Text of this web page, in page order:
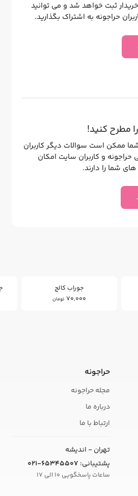
ثبت خواهد شد و می توانید
حراجونه به اشتراک بگذارید.
مطرح کنید!
ممکن است سوالات دیگر کاربران
حراجونه و کاربران سایت امکان
شما را دارند.
جوراب کالج
70,000 تومان
حراجونه
مجله حراجونه
درباره ما
ارتباط با ما
تهران - اندیشه
پشتیبانی: 021-65345507
ساعات پاسخگویی 10 الی 17